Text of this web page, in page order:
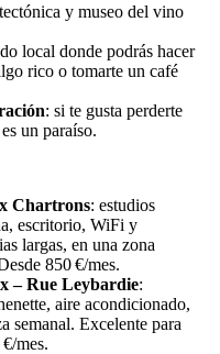
y museo del vino
local donde podrás hacer
rico o tomarte un café
: si te gusta perderte
un paraíso.
Chartrons: estudios
escritorio, WiFi y
largas, en una zona
850 €/mes.
– Rue Leybardie:
aire acondicionado,
semanal. Excelente para
mes.